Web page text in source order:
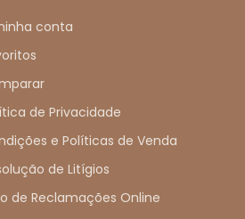
conta
de Privacidade
e Políticas de Venda
de Litígios
de Reclamações Online